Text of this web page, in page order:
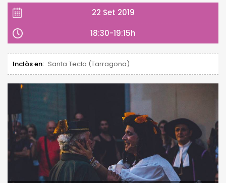
22 Set 2019
18:30-19:15h
Inclòs en: Santa Tecla (Tarragona)